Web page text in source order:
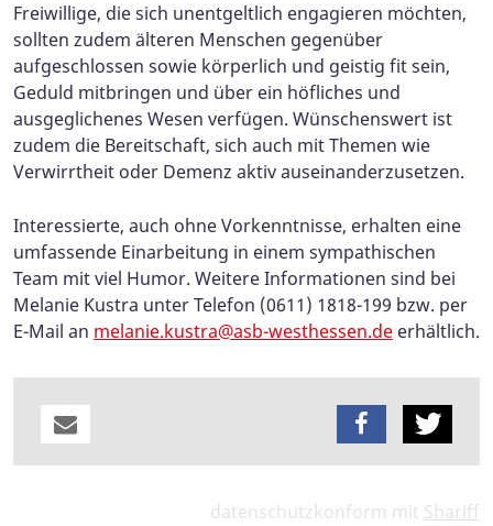
Freiwillige, die sich unentgeltlich engagieren möchten,
sollten zudem älteren Menschen gegenüber
aufgeschlossen sowie körperlich und geistig fit sein,
Geduld mitbringen und über ein höfliches und
ausgeglichenes Wesen verfügen. Wünschenswert ist
zudem die Bereitschaft, sich auch mit Themen wie
Verwirrtheit oder Demenz aktiv auseinanderzusetzen.
Interessierte, auch ohne Vorkenntnisse, erhalten eine
umfassende Einarbeitung in einem sympathischen
Team mit viel Humor. Weitere Informationen sind bei
Melanie Kustra unter Telefon (0611) 1818-199 bzw. per
E-Mail an melanie.kustra@asb-westhessen.de erhältlich.
datenschutzkonform mit Shariff